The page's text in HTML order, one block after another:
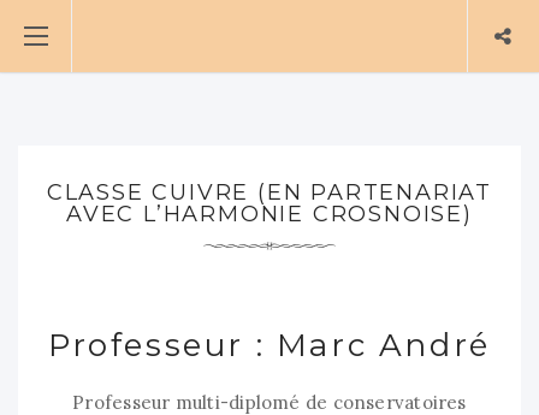
CLASSE CUIVRE (EN PARTENARIAT
AVEC L’HARMONIE CROSNOISE)
Professeur : Marc André
Professeur multi-diplomé de conservatoires